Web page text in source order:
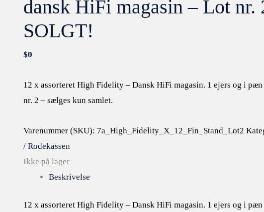
dansk HiFi magasin – Lot nr.
SOLGT!
$0
12 x assorteret High Fidelity – Dansk HiFi magasin. 1 ejers og i
nr. 2 – sælges kun samlet.
Varenummer (SKU): 7a_High_Fidelity_X_12_Fin_Stand_Lot2
/ Rodekassen
Ikke på lager
Beskrivelse
12 x assorteret High Fidelity – Dansk HiFi magasin. 1 ejers og i